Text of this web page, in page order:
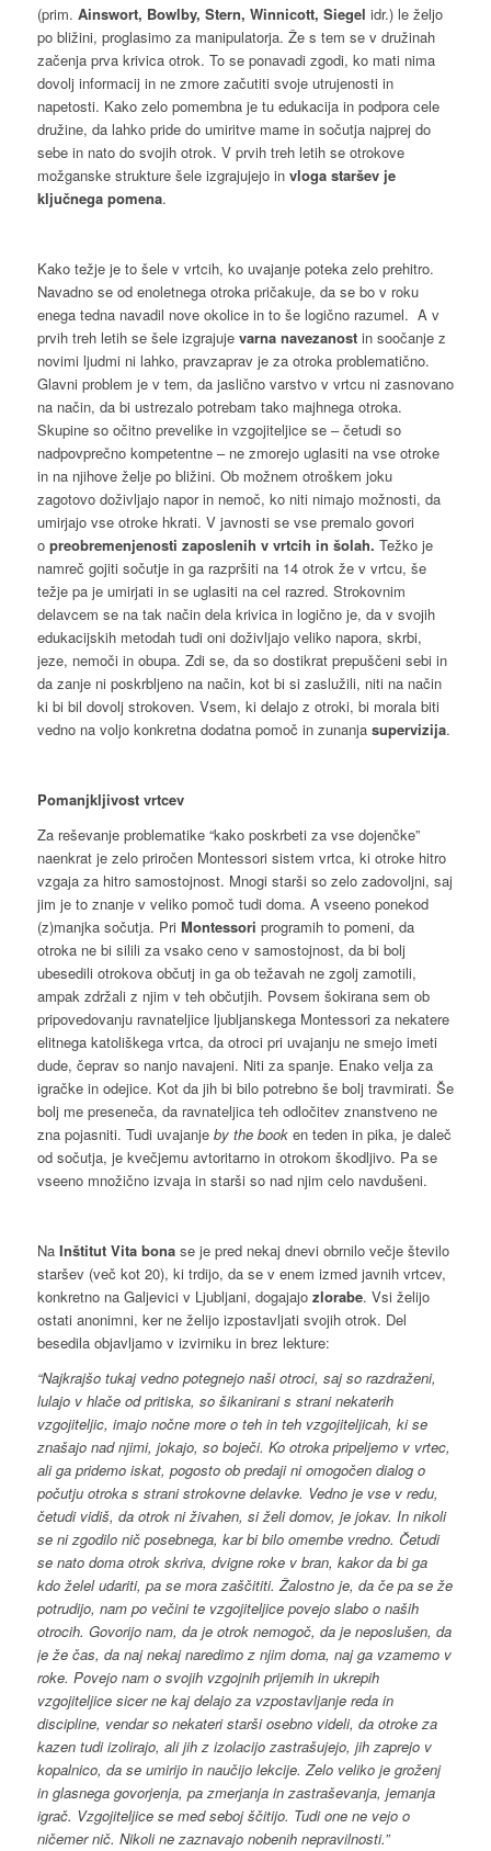
(prim. Ainswort, Bowlby, Stern, Winnicott, Siegel idr.) le željo
po bližini, proglasimo za manipulatorja. Že s tem se v družinah
začenja prva krivica otrok. To se ponavadi zgodi, ko mati nima
dovolj informacij in ne zmore začutiti svoje utrujenosti in
napetosti. Kako zelo pomembna je tu edukacija in podpora cele
družine, da lahko pride do umiritve mame in sočutja najprej do
sebe in nato do svojih otrok. V prvih treh letih se otrokove
možganske strukture šele izgrajujejo in vloga staršev je
ključnega pomena.
Kako težje je to šele v vrtcih, ko uvajanje poteka zelo prehitro.
Navadno se od enoletnega otroka pričakuje, da se bo v roku
enega tedna navadil nove okolice in to še logično razumel. A v
prvih treh letih se šele izgrajuje varna navezanostin soočanje z
novimi ljudmi ni lahko, pravzaprav je za otroka problematično.
Glavni problem je v tem, da jaslično varstvo v vrtcu ni zasnovano
na način, da bi ustrezalo potrebam tako majhnega otroka.
Skupine so očitno prevelike in vzgojiteljice se – četudi so
nadpovprečno kompetentne – ne zmorejo uglasiti na vse otroke
in na njihove želje po bližini. Ob možnem otroškem joku
zagotovo doživljajo napor in nemoč, ko niti nimajo možnosti, da
umirjajo vse otroke hkrati. V javnosti se vse premalo govori
o preobremenjenosti zaposlenih v vrtcih in šolah. Težko je
namreč gojiti sočutje in ga razpršiti na 14 otrok že v vrtcu, še
težje pa je umirjati in se uglasiti na cel razred. Strokovnim
delavcem se na tak način dela krivica in logično je, da v svojih
edukacijskih metodah tudi oni doživljajo veliko napora, skrbi,
jeze, nemoči in obupa. Zdi se, da so dostikrat prepuščeni sebi in
da zanje ni poskrbljeno na način, kot bi si zaslužili, niti na način
ki bi bil dovolj strokoven. Vsem, ki delajo z otroki, bi morala biti
vedno na voljo konkretna dodatna pomoč in zunanja supervizija.
Pomanjkljivost vrtcev
Za reševanje problematike “kako poskrbeti za vse dojenčke”
naenkrat je zelo priročen Montessori sistem vrtca, ki otroke hitro
vzgaja za hitro samostojnost. Mnogi starši so zelo zadovoljni, saj
jim je to znanje v veliko pomoč tudi doma. A vseeno ponekod
(z)manjka sočutja. Pri Montessori programih to pomeni, da
otroka ne bi silili za vsako ceno v samostojnost, da bi bolj
ubesedili otrokova občutj in ga ob težavah ne zgolj zamotili,
ampak zdržali z njim v teh občutjih. Povsem šokirana sem ob
pripovedovanju ravnateljice ljubljanskega Montessori za nekatere
elitnega katoliškega vrtca, da otroci pri uvajanju ne smejo imeti
dude, čeprav so nanjo navajeni. Niti za spanje. Enako velja za
igračke in odejice. Kot da jih bi bilo potrebno še bolj travmirati. Še
bolj me preseneča, da ravnateljica teh odločitev znanstveno ne
zna pojasniti. Tudi uvajanje by the booken teden in pika, je daleč
od sočutja, je kvečjemu avtoritarno in otrokom škodljivo. Pa se
vseeno množično izvaja in starši so nad njim celo navdušeni.
Na Inštitut Vita bona se je pred nekaj dnevi obrnilo večje število
staršev (več kot 20), ki trdijo, da se v enem izmed javnih vrtcev,
konkretno na Galjevici v Ljubljani, dogajajo zlorabe. Vsi želijo
ostati anonimni, ker ne želijo izpostavljati svojih otrok. Del
besedila objavljamo v izvirniku in brez lekture:
“Najkrajšo tukaj vedno potegnejo naši otroci, saj so razdraženi,
lulajo v hlače od pritiska, so šikanirani s strani nekaterih
vzgojiteljic, imajo nočne more o teh in teh vzgojiteljicah, ki se
znašajo nad njimi, jokajo, so boječi. Ko otroka pripeljemo v vrtec,
ali ga pridemo iskat, pogosto ob predaji ni omogočen dialog o
počutju otroka s strani strokovne delavke. Vedno je vse v redu,
četudi vidiš, da otrok ni živahen, si želi domov, je jokav. In nikoli
se ni zgodilo nič posebnega, kar bi bilo omembe vredno. Četudi
se nato doma otrok skriva, dvigne roke v bran, kakor da bi ga
kdo želel udariti, pa se mora zaščititi. Žalostno je, da če pa se že
potrudijo, nam po večini te vzgojiteljice povejo slabo o naših
otrocih. Govorijo nam, da je otrok nemogoč, da je neposlušen, da
je že čas, da naj nekaj naredimo z njim doma, naj ga vzamemo v
roke. Povejo nam o svojih vzgojnih prijemih in ukrepih
vzgojiteljice sicer ne kaj delajo za vzpostavljanje reda in
discipline, vendar so nekateri starši osebno videli, da otroke za
kazen tudi izolirajo, ali jih z izolacijo zastrašujejo, jih zaprejo v
kopalnico, da se umirijo in naučijo lekcije. Zelo veliko je groženj
in glasnega govorjenja, pa zmerjanja in zastraševanja, jemanja
igrač. Vzgojiteljice se med seboj ščitijo. Tudi one ne vejo o
ničemer nič. Nikoli ne zaznavajo nobenih nepravilnosti.”